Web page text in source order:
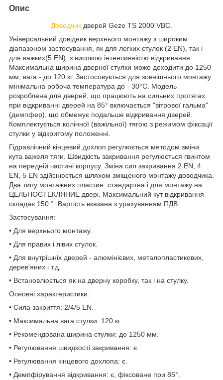
Опис
Доводчик дверей Geze TS 2000 VВС.
Універсальний довідник верхнього монтажу з широким
діапазоном застосування, як для легких стулок (2 EN), так і
для важких(5 EN), з високою інтенсивністю відкривання.
Максимальна ширина дверної стулки може доходити до 1250
мм, вага - до 120 кг. Застосовується для зовнішнього монтажу:
мінімальна робоча температура до - 30°С. Модель
розроблена для дверей, що працюють на сильних протягах:
при відкриванні дверей на 85° включається "вітрової гальма"
(демпфер), що обмежує подальше відкривання дверей.
Комплектується колінної (важільної) тягою з режимом фіксації
стулки у відкритому положенні.
Гідравлічний кінцевий дохлоп регулюється методом зміни
кута важеля тяги. Швидкість закривання регулюється гвинтом
на передній частині корпусу. Зміна сил закривання 2 EN, 4
EN, 5 EN здійснюється шляхом зміщеного монтажу доводчика.
Два типу монтажних пластин: стандартна і для монтажу на
ЦЕЛЬНОСТЕКЛЯНИЕ двері. Максимальний кут відкривання
складає 150 °. Вартість вказана з урахуванням ПДВ.
Застосування:
• Для верхнього монтажу.
• Для правих і лівих стулок.
• Для внутрішніх дверей - алюмінієвих, металопластикових,
дерев'яних і т.д.
• Встановлюється як на дверну коробку, так і на стулку.
Основні характеристики:
• Сила закриття: 2/4/5 EN.
• Максимальна вага стулки: 120 кг.
• Рекомендована ширина стулки: до 1250 мм.
• Регулювання швидкості закривання: є.
• Регулювання кінцевого дохлопа: є.
• Демпфірування відкривання: є, фіксоване при 85°.